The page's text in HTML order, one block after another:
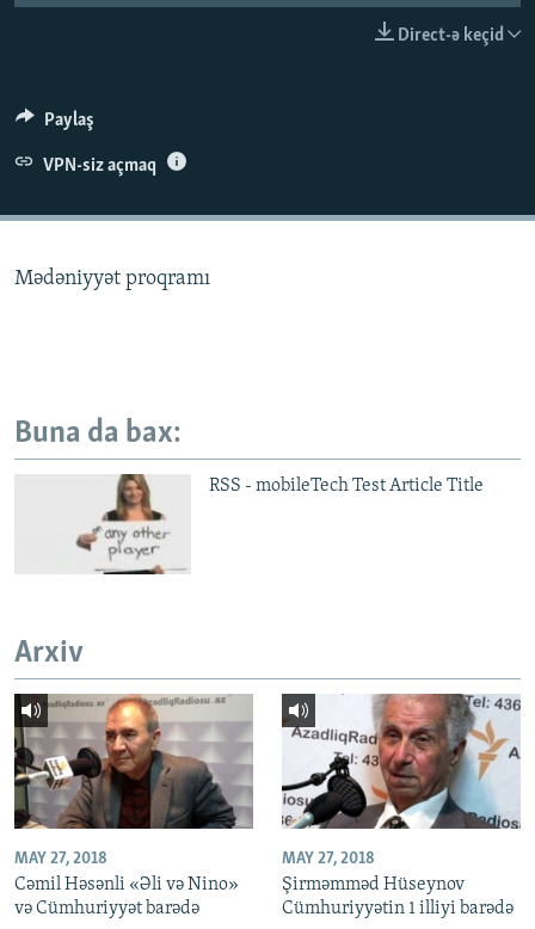
İZ - MƏDƏNIYYƏT PROQRAMI
MATERIALLARIMIZDAN ISTIFADƏ
AZADLIQRADIOSU MOBIL TELEFONUNUZDA
RFE/RL-in bütün saytları
Direct-ə keçid
Paylaş
VPN-siz açmaq
Mədəniyyət proqramı
Buna da bax:
RSS - mobileTech Test Article Title
Arxiv
MAY 27, 2018
Cəmil Həsənli «Əli və Nino»
və Cümhuriyyət barədə
MAY 27, 2018
Şirməmməd Hüseynov
Cümhuriyyətin 1 illiyi barədə